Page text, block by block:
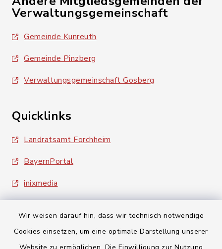
Wir weisen darauf hin, dass wir technisch notwendige
Cookies einsetzen, um eine optimale Darstellung unserer
Verwaltungsgemeinschaft
Gemeinde Kunreuth
Gemeinde Pinzberg
Verwaltungsgemeinschaft Gosberg
Quicklinks
Landratsamt Forchheim
BayernPortal
inixmedia